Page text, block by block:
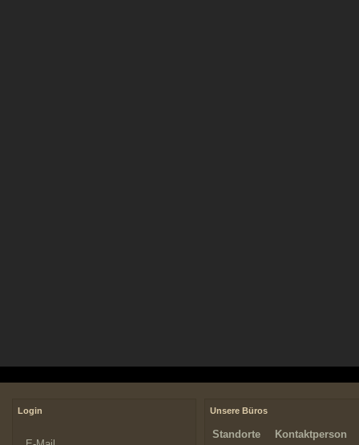
Login Unsere Büros
Standorte Kontaktperson